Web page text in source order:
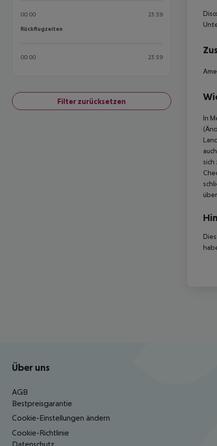
00:00 23:59
Rückflugzeiten
Rückflugzeiten
00:00 23:59
Filter zurücksetzen
In
Footer navigation
Über uns
AGB
Bestpreisgarantie
Cookie-Einstellungen ändern
Cookie-Richtlinie
Datenschutz